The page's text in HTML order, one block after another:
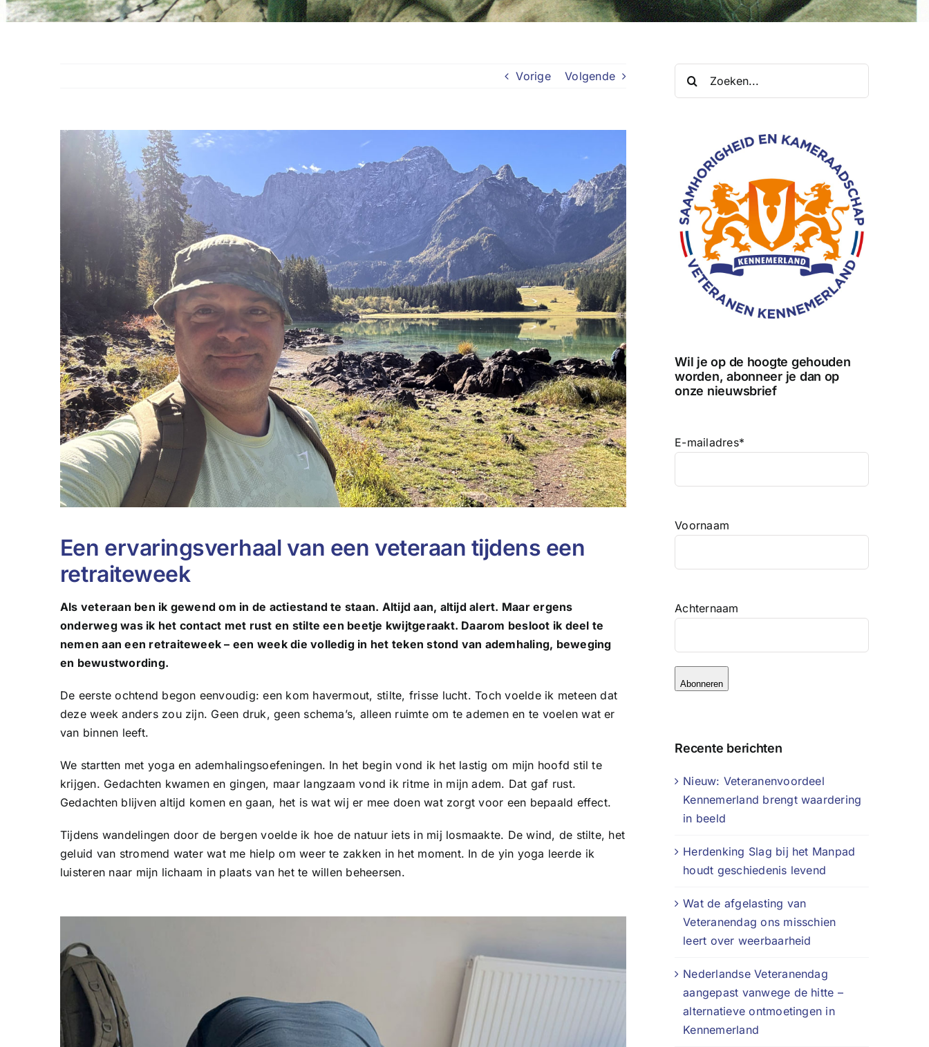
Vorige Volgende
Bekijk
grotere
afbeelding
Een ervaringsverhaal van een veteraan tijdens een
retraiteweek
Als veteraan ben ik gewend om in de actiestand te staan. Altijd aan, altijd alert. Maar ergens
onderweg was ik het contact met rust en stilte een beetje kwijtgeraakt. Daarom besloot ik deel te
nemen aan een retraiteweek – een week die volledig in het teken stond van ademhaling, beweging
en bewustwording.
De eerste ochtend begon eenvoudig: een kom havermout, stilte, frisse lucht. Toch voelde ik meteen dat
deze week anders zou zijn. Geen druk, geen schema’s, alleen ruimte om te ademen en te voelen wat er
van binnen leeft.
We startten met yoga en ademhalingsoefeningen. In het begin vond ik het lastig om mijn hoofd stil te
krijgen. Gedachten kwamen en gingen, maar langzaam vond ik ritme in mijn adem. Dat gaf rust.
Gedachten blijven altijd komen en gaan, het is wat wij er mee doen wat zorgt voor een bepaald effect.
Tijdens wandelingen door de bergen voelde ik hoe de natuur iets in mij losmaakte. De wind, de stilte, het
geluid van stromend water wat me hielp om weer te zakken in het moment. In de yin yoga leerde ik
luisteren naar mijn lichaam in plaats van het te willen beheersen.
naar:
Wil je op de hoogte gehouden
worden, abonneer je dan op
onze nieuwsbrief
E-mailadres*
Voornaam
Achternaam
Abonneren
Recente berichten
Nieuw: Veteranenvoordeel
Kennemerland brengt waardering
in beeld
Herdenking Slag bij het Manpad
houdt geschiedenis levend
Wat de afgelasting van
Veteranendag ons misschien
leert over weerbaarheid
Nederlandse Veteranendag
aangepast vanwege de hitte –
alternatieve ontmoetingen in
Kennemerland